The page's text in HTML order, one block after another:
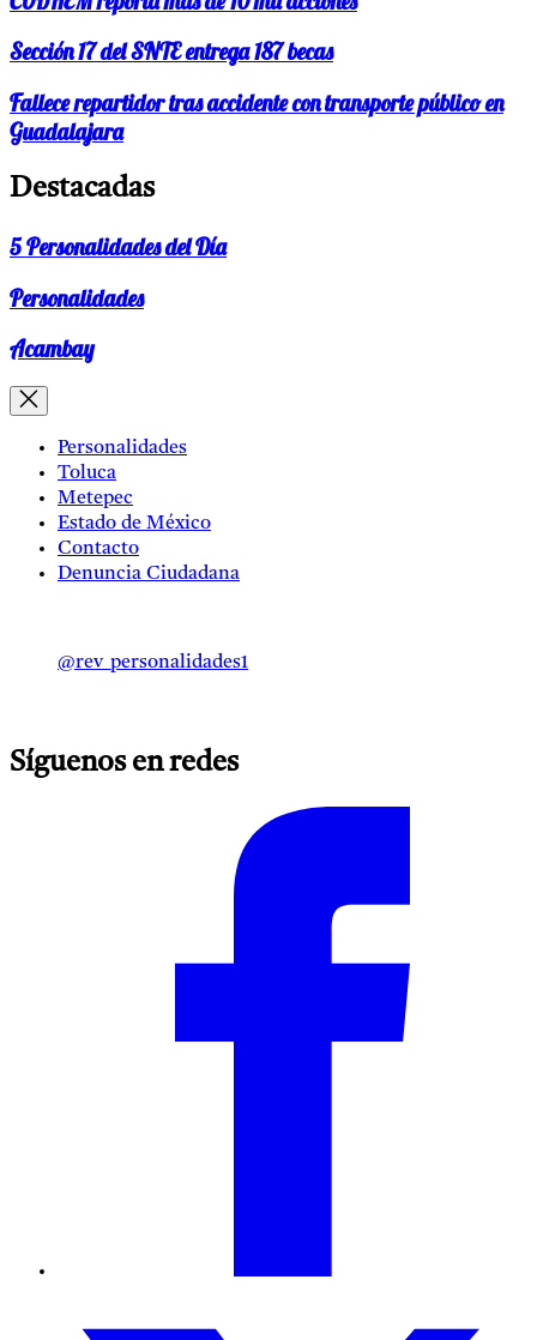
Sección 17 del SNTE entrega 187 becas
Fallece repartidor tras accidente con transporte público en
Guadalajara
Destacadas
5 Personalidades del Día
Personalidades
Acambay
Personalidades
Toluca
Metepec
Estado de México
Contacto
Denuncia Ciudadana
@rev_personalidades1
Síguenos en redes